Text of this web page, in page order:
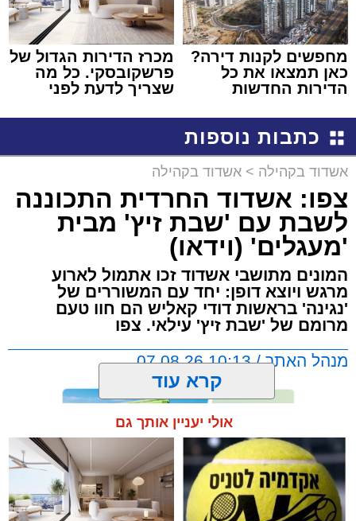
מחפשים לקנות דירה?
כאן תמצאו את כל
הדירות החדשות
מכרז הדירות הגדול של
פרשקובסקי. כל מה
שצריך לדעת לפני
באשדוד
כתבות נוספות
אשדוד בקהילה > אשדוד בקהילה
צפו: אשדוד החרדית התכוננה
לשבת עם 'שבת זיץ' מבית
'מעגלים' (וידאו)
המונים מתושבי אשדוד זכו אתמול לארוע
מרגש ויוצא דופן: יחד עם המשוררים של
'נגינה' בראשות דודי קאליש הם חוו טעם
מרומם של 'שבת זיץ' עילאי. צפו
מנהל האתר / 10:13 07.08.26
תגים:אשדוד, מעגלים, דודי קאליש
קרא עוד
אולי יעניין אותך גם